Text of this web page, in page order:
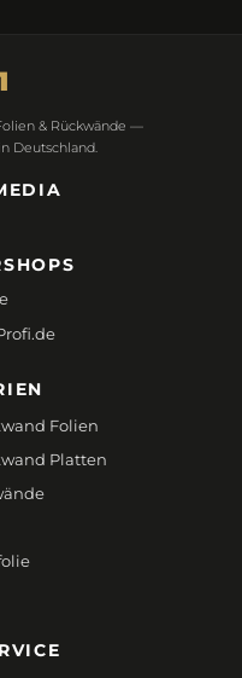
& Rückwände —
Deutschland.
Folien
Platten